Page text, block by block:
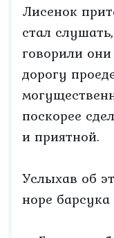
Лисенок
стал
говорили
дорогу
поскорее
и приятной.
Услыхав об
норе барсука